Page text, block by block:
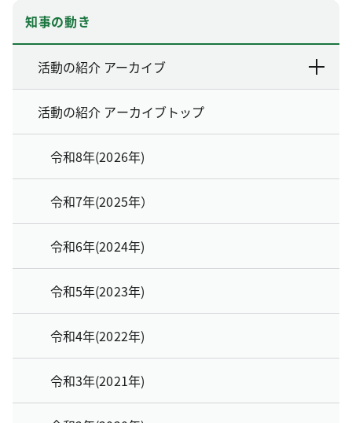
知事の動き
活動の紹介 アーカイブ
活動の紹介 アーカイブトップ
令和8年(2026年)
令和7年(2025年）
令和6年(2024年)
令和5年(2023年)
令和4年(2022年)
令和3年(2021年)